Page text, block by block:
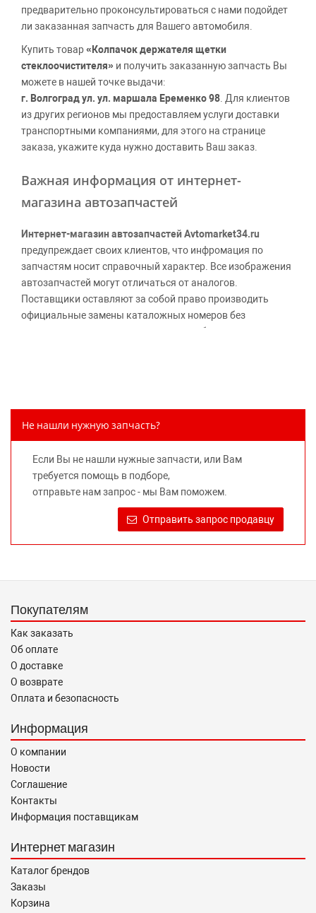
предварительно проконсультироваться с нами подойдет
ли заказанная запчасть для Вашего автомобиля.
Купить товар«Колпачок держателя щетки
стеклоочистителя» и получить заказанную запчасть Вы
можете в нашей точке выдачи:
г. Волгоград ул. ул. маршала Еременко 98 . Для клиентов
из других регионов мы предоставляем услуги доставки
транспортными компаниями, для этого на странице
заказа, укажите куда нужно доставить Ваш заказ.
Важная информация от интернет-
магазина автозапчастей
Интернет-магазин автозапчастей Avtomarket34.ru
предупреждает своих клиентов, что инфромация по
запчастям носит справочный характер. Все изображения
автозапчастей могут отличаться от аналогов.
Поставщики оставляют за собой право производить
официальные замены каталожных номеров без
дополнительного уведомления дистрибьюторов, что
части к той или иной марке автомобиля, то есть на
предлагаемых к продаже запасных частей для
автомобилей и их производителей, не нарушает права
правообладателей указанных товарных знаков.
Требование предоставлять покупателю необходимую и
достоверную информацию о товаре, предлагаемом к
«О защите прав потребителей».
Не нашли нужную запчасть?
Если Вы не нашли нужные запчасти, или Вам
требуется помощь в подборе,
отправьте нам запрос - мы Вам поможем.
Отправить запрос продавцу
Покупателям
Как заказать
Об оплате
О доставке
О возврате
Оплата и безопасность
Информация
О компании
Новости
Соглашение
Контакты
Информация поставщикам
Интернет магазин
Каталог брендов
Заказы
Корзина